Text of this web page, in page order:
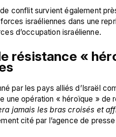
conflit survient également
israéliennes dans une
résistance «
par les pays alliés d’Israël
une opération « héroïque » de
jamais les bras croisés et
cité par l’agence de presse